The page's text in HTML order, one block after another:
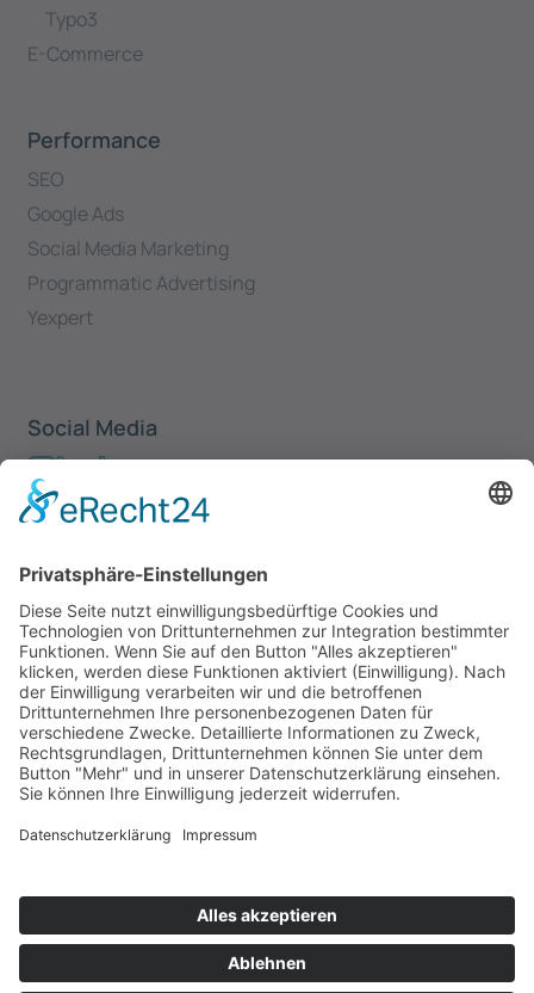
Typo3
E-Commerce
Performance
SEO
Google Ads
Social Media Marketing
Programmatic Advertising
Yexpert
Social Media
Newsletter
Anmelden
Ich akzeptiere dieDatenschutzerklärung
Impressum Datenschutzerklärung